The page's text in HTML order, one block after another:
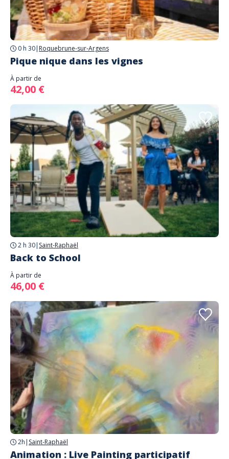
0 h 30| Roquebrune-sur-Argens
Pique nique dans les vignes
À partir de
42,00 €
2 h 30| Saint-Raphaël
Back to School
À partir de
46,00 €
2h | Saint-Raphaël
Animation : Live Painting participatif